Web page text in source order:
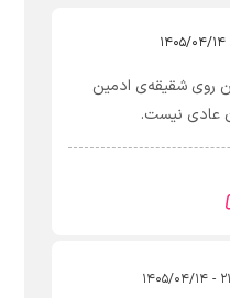
روی شقیقه‌ی ادمین
عادی نیست.
۱۴